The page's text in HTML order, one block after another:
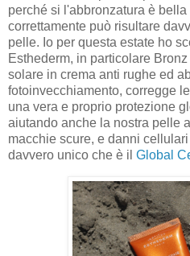
perché si l'abbronzatura è bella
correttamente può risultare
pelle. Io per questa estate ho
Esthederm, in particolare
solare in crema anti rughe ed
fotoinvecchiamento, corregge
una vera e proprio protezione
aiutando anche la nostra pelle
macchie scure, e danni
davvero unico che è il Global